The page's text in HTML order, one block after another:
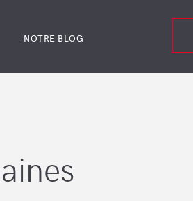
NOTRE BLOG